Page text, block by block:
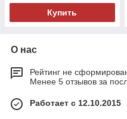
Купить
О нас
Рейтинг не
Менее 5 отзывов за
Работает с 12.10.2015